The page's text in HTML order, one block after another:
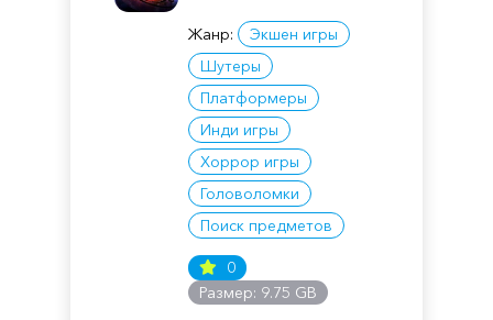
Жанр:
Экшен игры
Шутеры
Платформеры
Инди игры
Хоррор игры
Головоломки
Поиск предметов
0
Размер: 9.75 GB